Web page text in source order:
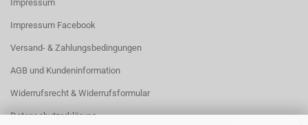
Impressum
Impressum Facebook
Versand- & Zahlungsbedingungen
AGB und Kundeninformation
Widerrufsrecht & Widerrufsformular
Datenschutzerklärung